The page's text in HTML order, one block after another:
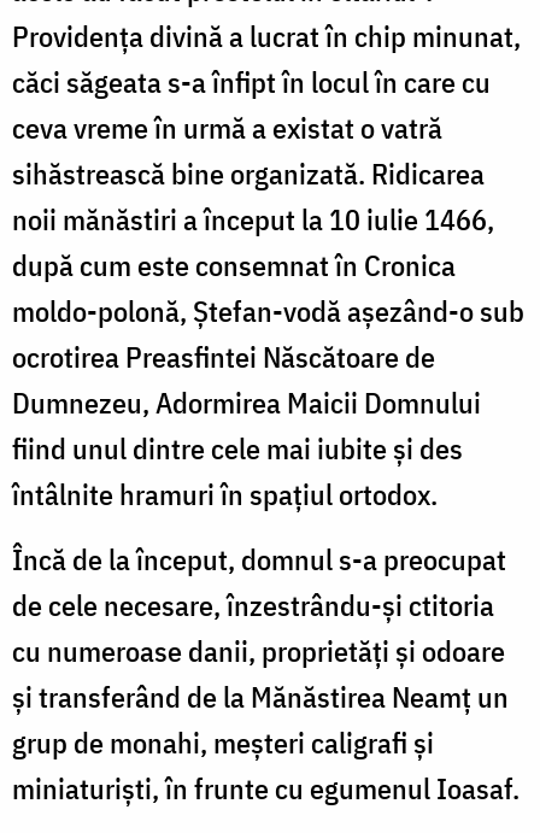
Providența divină a lucrat în chip minunat,
căci săgeata s-a înfipt în locul în care cu
ceva vreme în urmă a existat o vatră
sihăstrească bine organizată. Ridicarea
noii mănăstiri a început la 10 iulie 1466,
după cum este consemnat în Cronica
moldo-polonă, Ștefan-vodă așezând-o sub
ocrotirea Preasfintei Născătoare de
Dumnezeu, Adormirea Maicii Domnului
fiind unul dintre cele mai iubite și des
întâlnite hramuri în spațiul ortodox.
Încă de la început, domnul s-a preocupat
de cele necesare, înzestrându-și ctitoria
cu numeroase danii, proprietăți și odoare
și transferând de la Mănăstirea Neamț un
grup de monahi, meșteri caligrafi și
miniaturiști, în frunte cu egumenul Ioasaf.